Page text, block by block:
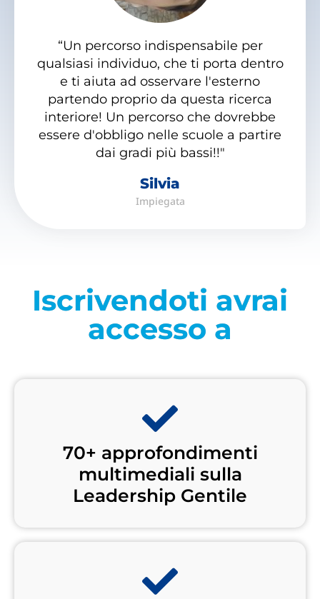
“Un percorso indispensabile per
qualsiasi individuo, che ti porta dentro
e ti aiuta ad osservare l'esterno
partendo proprio da questa ricerca
interiore! Un percorso che dovrebbe
essere d'obbligo nelle scuole a partire
dai gradi più bassi!!"
Silvia
Impiegata
Iscrivendoti avrai
accesso a
70+ approfondimenti
multimediali sulla
Leadership Gentile